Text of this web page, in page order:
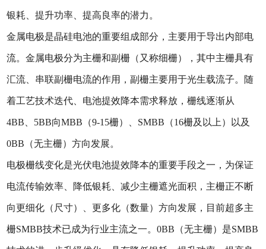
银耗、提升功率、提高良率的潜力。
金属电极是晶硅电池的重要组成部分，主要用于导出内部电
流。金属电极分为主栅和副栅（又称细栅），其中主栅具有
汇流、串联副栅电流的作用，副栅主要用于光生载流子。随
着工艺技术迭代、电池提效降本需求释放，栅线逐渐从
4BB、5BB向MBB（9-15栅）、SMBB（16栅及以上）以及
0BB（无主栅）方向发展。
电极栅线变化是光伏电池提效降本的重要手段之一，为保证
电流传输效率、降低银耗、减少主栅遮光面积，主栅正不断
向更细化（尺寸）、更多化（数量）方向发展，目前超多主
栅SMBB技术已成为行业主流之一。0BB（无主栅）是SMBB